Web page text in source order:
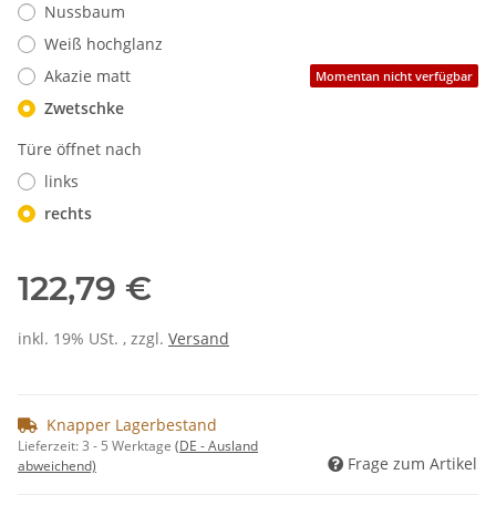
Nussbaum
Weiß hochglanz
Akazie matt
Momentan nicht verfügbar
Zwetschke
Türe öffnet nach
links
rechts
122,79 €
inkl. 19% USt. , zzgl. Versand
Knapper Lagerbestand
Lieferzeit:3 - 5 Werktage (DE - Ausland
abweichend)
Frage zum Artikel